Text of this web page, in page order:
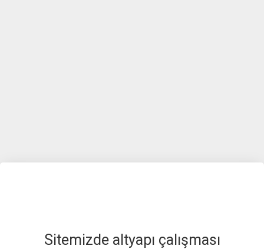
Sitemizde altyapı çalışması